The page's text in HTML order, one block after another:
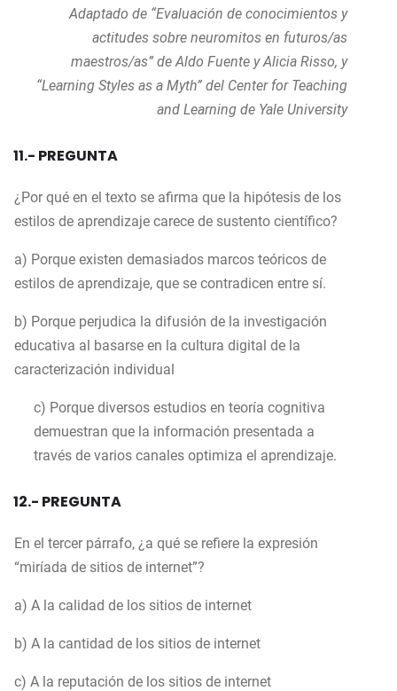
Adaptado de “Evaluación de conocimientos y
actitudes sobre neuromitos en futuros/as
maestros/as” de Aldo Fuente y Alicia Risso, y
“Learning Styles as a Myth” del Center for Teaching
and Learning de Yale University
11.- PREGUNTA
¿Por qué en el texto se afirma que la hipótesis de los
estilos de aprendizaje carece de sustento científico?
a) Porque existen demasiados marcos teóricos de
estilos de aprendizaje, que se contradicen entre sí.
b) Porque perjudica la difusión de la investigación
educativa al basarse en la cultura digital de la
caracterización individual
c) Porque diversos estudios en teoría cognitiva
demuestran que la información presentada a
través de varios canales optimiza el aprendizaje.
12.- PREGUNTA
En el tercer párrafo, ¿a qué se refiere la expresión
“miríada de sitios de internet”?
a) A la calidad de los sitios de internet
b) A la cantidad de los sitios de internet
c) A la reputación de los sitios de internet